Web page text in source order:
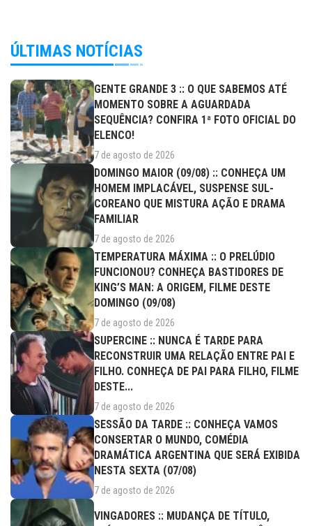
ÚLTIMAS NOTÍCIAS
GENTE GRANDE 3 :: O QUE SABEMOS ATÉ
MOMENTO SOBRE A AGUARDADA
SEQUÊNCIA? CONFIRA 1ª FOTO OFICIAL DO
ELENCO!
7 de agosto de 2026
DOMINGO MAIOR (09/08) :: CONHEÇA UM
HOMEM IMPLACÁVEL, SUSPENSE SUL-
COREANO QUE MISTURA AÇÃO E DRAMA
FAMILIAR
7 de agosto de 2026
TEMPERATURA MÁXIMA :: O PRELÚDIO
FUNCIONOU? CONHEÇA BASTIDORES DE
KING’S MAN: A ORIGEM, FILME DESTE
DOMINGO (09/08)
7 de agosto de 2026
SUPERCINE :: NUNCA É TARDE PARA
RECONSTRUIR UMA RELAÇÃO ENTRE PAI E
FILHO. CONHEÇA DE PAI PARA FILHO, FILME
DESTE...
7 de agosto de 2026
SESSÃO DA TARDE :: CONHEÇA VAMOS
CONSERTAR O MUNDO, COMÉDIA
DRAMÁTICA ARGENTINA QUE SERÁ EXIBIDA
NESTA SEXTA (07/08)
7 de agosto de 2026
VINGADORES :: MUDANÇA DE TÍTULO,